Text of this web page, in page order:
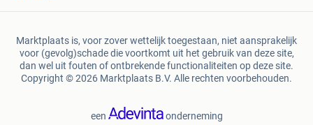
Marktplaats is, voor zover wettelijk toegestaan, niet aansprakelijk
voor (gevolg)schade die voortkomt uit het gebruik van deze site,
dan wel uit fouten of ontbrekende functionaliteiten op deze site.
Copyright © 2026 Marktplaats B.V. Alle rechten voorbehouden.
een onderneming